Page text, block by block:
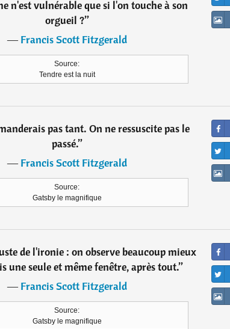
n'est vulnérable que si l'on touche à son
orgueil ?”
―Francis Scott Fitzgerald
Source:
Tendre est la nuit
pas tant. On ne ressuscite pas le
passé.”
―Francis Scott Fitzgerald
Source:
Gatsby le magnifique
de l'ironie : on observe beaucoup mieux
une seule et même fenêtre, après tout.”
―Francis Scott Fitzgerald
Source:
Gatsby le magnifique